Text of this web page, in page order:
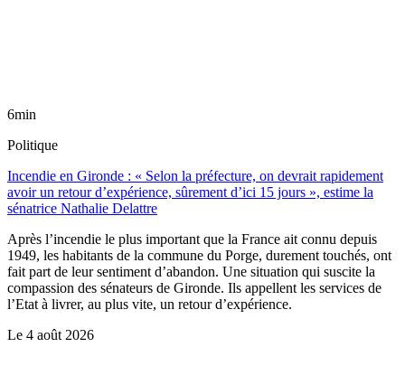
6min
Politique
Incendie en Gironde : « Selon la préfecture, on devrait rapidement
avoir un retour d’expérience, sûrement d’ici 15 jours », estime la
sénatrice Nathalie Delattre
Après l’incendie le plus important que la France ait connu depuis
1949, les habitants de la commune du Porge, durement touchés, ont
fait part de leur sentiment d’abandon. Une situation qui suscite la
compassion des sénateurs de Gironde. Ils appellent les services de
l’Etat à livrer, au plus vite, un retour d’expérience.
Le 4 août 2026